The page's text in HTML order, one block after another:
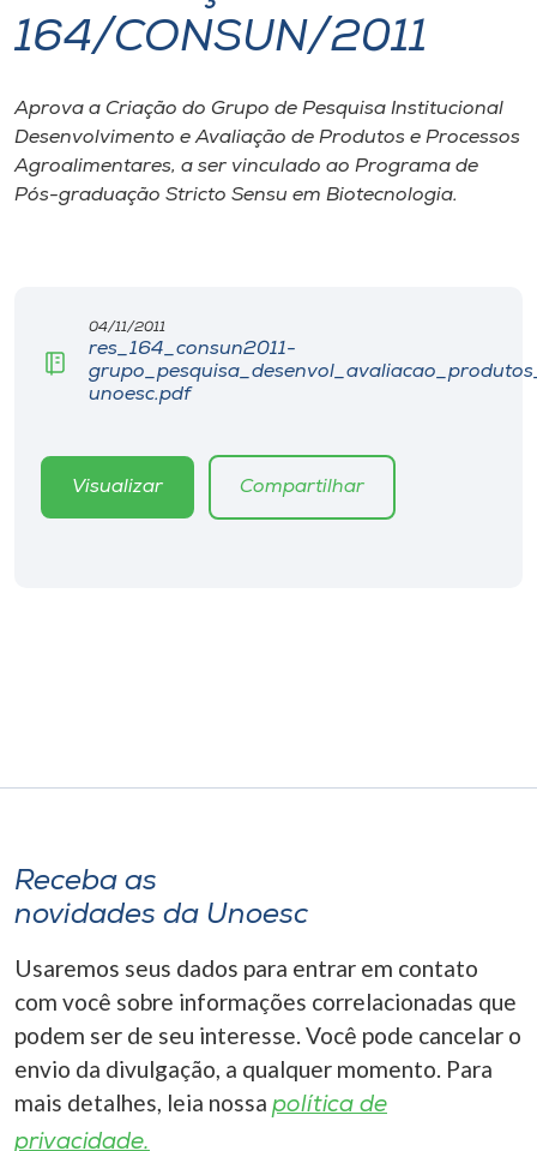
I.nova
Diplomados
Cultura
Biblioteca
Rádio
o idioma
A+
A-
164/CONSUN/2011
Aprova a Criação do Grupo de Pesquisa Institucional
Desenvolvimento e Avaliação de Produtos e Processos
Agroalimentares, a ser vinculado ao Programa de
Pós-graduação Stricto Sensu em Biotecnologia.
04/11/2011
res_164_consun2011-
unoesc.pdf
Visualizar Compartilhar
Receba as
novidades da Unoesc
Usaremos seus dados para entrar em contato
com você sobre informações correlacionadas que
podem ser de seu interesse. Você pode cancelar o
envio da divulgação, a qualquer momento. Para
mais detalhes, leia nossa política de
privacidade.